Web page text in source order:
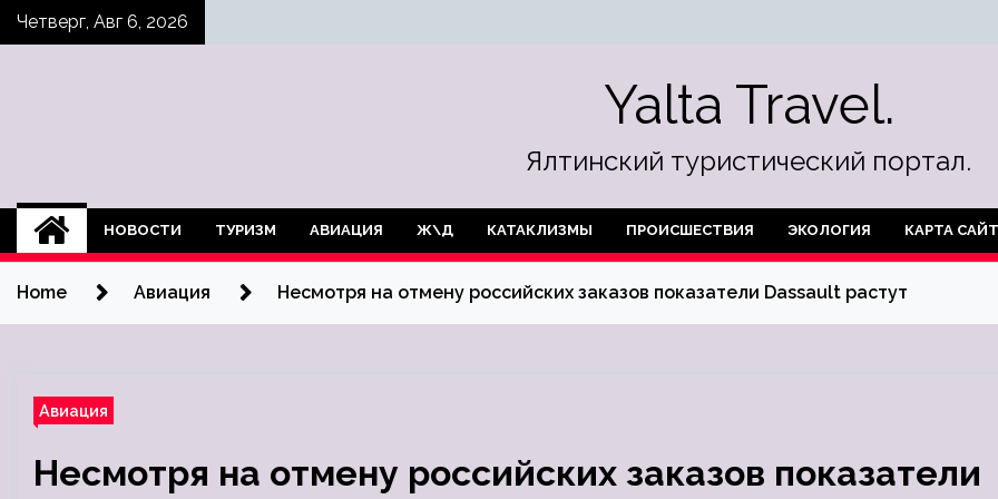
SkipЧетверг, Авг 6, 2026
Yalta Travel.
Ялтинский туристический портал.
НОВОСТИ ТУРИЗМ АВИАЦИЯ Ж\Д КАТАКЛИЗМЫ ПРОИСШЕСТВИЯ ЭКОЛОГИЯ КАРТА
Home Авиация Несмотря на отмену российских заказов показатели Dassault растут
Авиация
Несмотря на отмену российских заказов показатели